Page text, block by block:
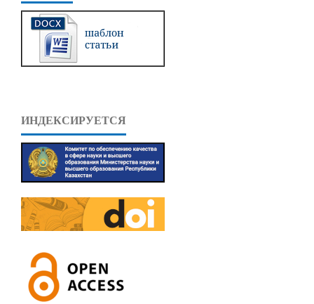
ИНДЕКСИРУЕТСЯ